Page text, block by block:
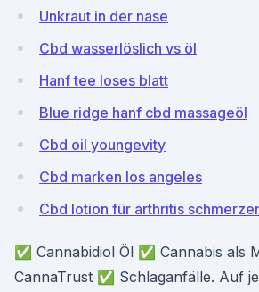
Unkraut in der nase
Cbd wasserlöslich vs öl
Hanf tee loses blatt
Blue ridge hanf cbd massageöl
Cbd oil youngevity
Cbd marken los angeles
Cbd lotion für arthritis
✅ Cannabidiol Öl ✅ Cannabis als
CannaTrust ✅ Schlaganfälle. Auf